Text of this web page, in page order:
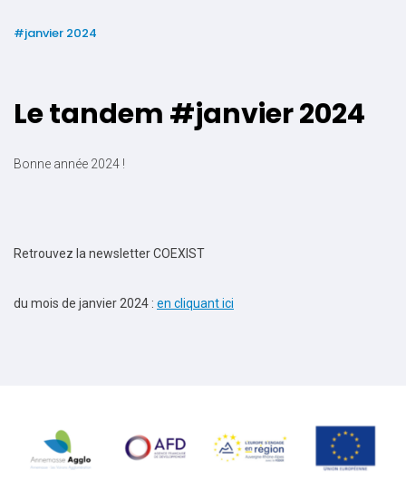
#janvier 2024
Le tandem #janvier 2024
Bonne année 2024 !
Retrouvez la newsletter COEXIST
du mois de janvier 2024 : en cliquant ici